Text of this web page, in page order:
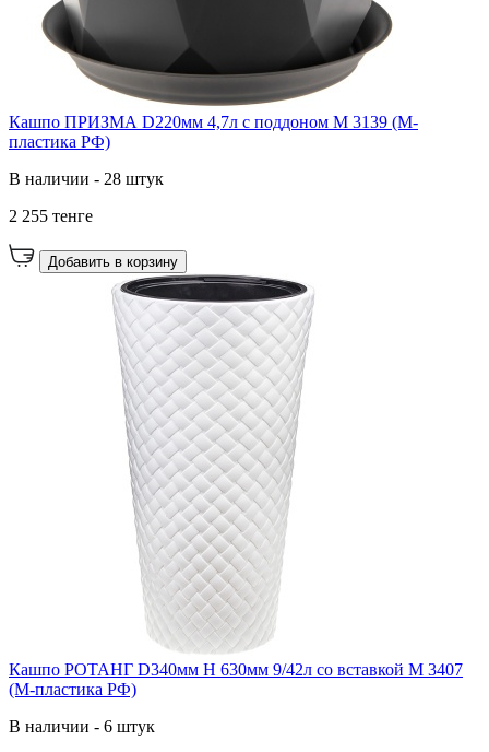
Кашпо ПРИЗМА D220мм 4,7л с поддоном М 3139 (М-
пластика РФ)
В наличии - 28 штук
2 255 тенге
Добавить в корзину
Кашпо РОТАНГ D340мм H 630мм 9/42л со вставкой М 3407
(М-пластика РФ)
В наличии - 6 штук